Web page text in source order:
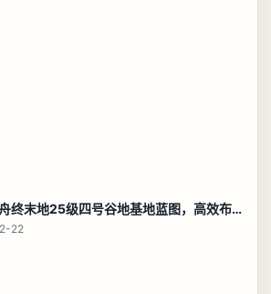
明日方舟终末地25级四号谷地基地蓝图，高效布局规划
22